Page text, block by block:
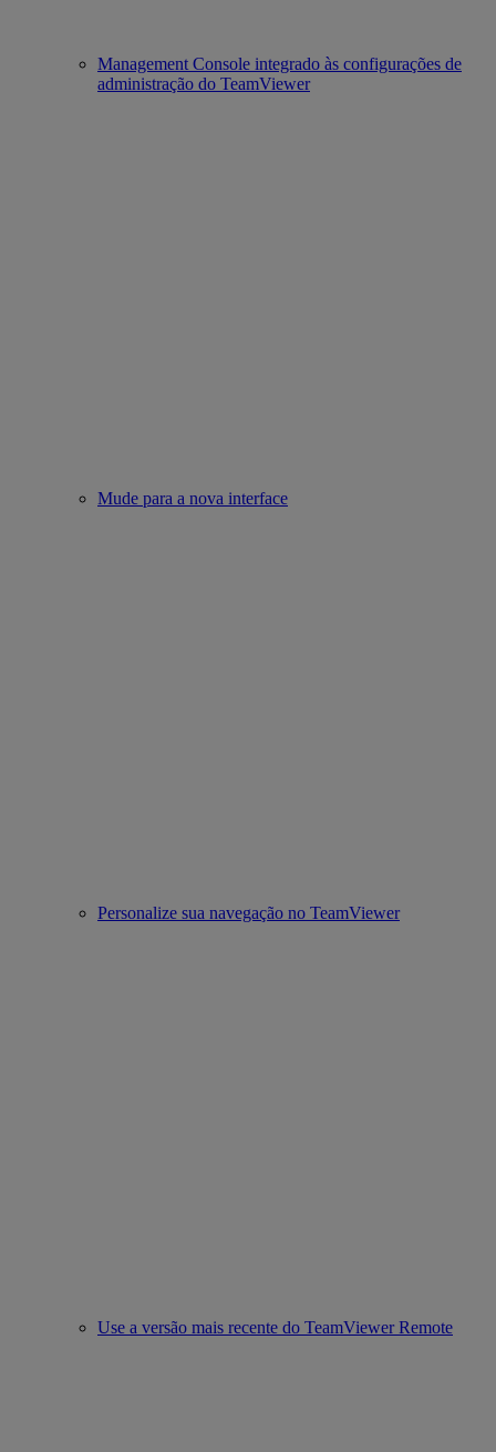
Management Console integrado às configurações de
administração do TeamViewer
Mude para a nova interface
Personalize sua navegação no TeamViewer
Use a versão mais recente do TeamViewer Remote